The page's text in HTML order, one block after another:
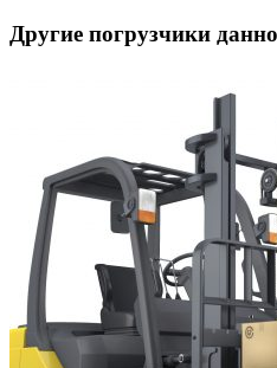
Другие погрузчики